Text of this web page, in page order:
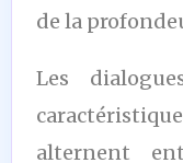
de la
Les
alternent